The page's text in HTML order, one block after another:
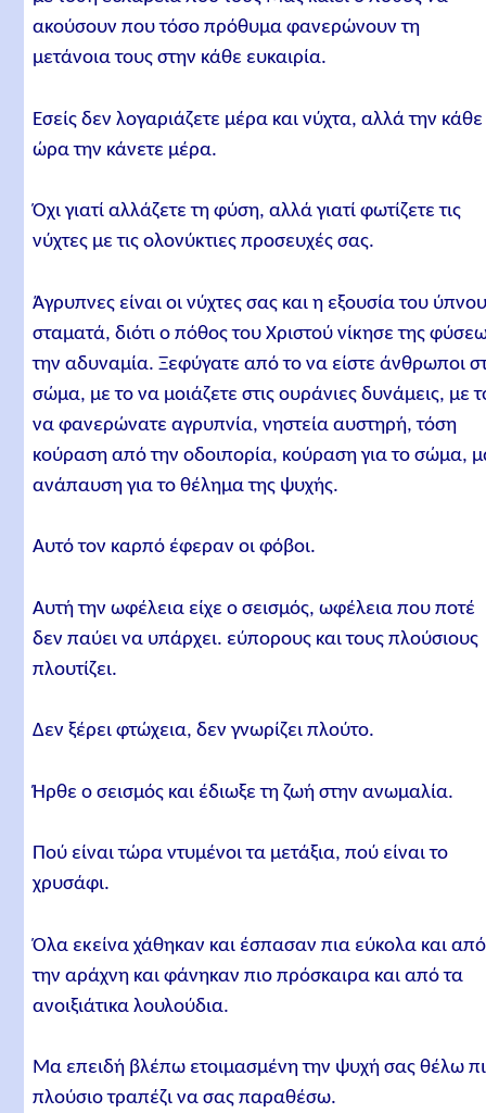
ακούσουν που τόσο πρόθυμα φανερώνουν τη
μετάνοια τους στην κάθε ευκαιρία.
Εσείς δεν λογαριάζετε μέρα και νύχτα, αλλά την κάθε
ώρα την κάνετε μέρα.
Όχι γιατί αλλάζετε τη φύση, αλλά γιατί φωτίζετε τις
νύχτες με τις ολονύκτιες προσευχές σας.
Άγρυπνες είναι οι νύχτες σας και η εξουσία του
σταματά, διότι ο πόθος του Χριστού νίκησε της
την αδυναμία. Ξεφύγατε από το να είστε άνθρωποι
σώμα, με το να μοιάζετε στις ουράνιες δυνάμεις, με
να φανερώνατε αγρυπνία, νηστεία αυστηρή, τόση
κούραση από την οδοιπορία, κούραση για το σώμα,
ανάπαυση για το θέλημα της ψυχής.
Αυτό τον καρπό έφεραν οι φόβοι.
Αυτή την ωφέλεια είχε ο σεισμός, ωφέλεια που ποτέ
δεν παύει να υπάρχει. εύπορους και τους πλούσιους
πλουτίζει.
Δεν ξέρει φτώχεια, δεν γνωρίζει πλούτο.
Ήρθε ο σεισμός και έδιωξε τη ζωή στην ανωμαλία.
Πού είναι τώρα ντυμένοι τα μετάξια, πού είναι το
χρυσάφι.
Όλα εκείνα χάθηκαν και έσπασαν πια εύκολα και από
την αράχνη και φάνηκαν πιο πρόσκαιρα και από τα
ανοιξιάτικα λουλούδια.
Μα επειδή βλέπω ετοιμασμένη την ψυχή σας θέλω
πλούσιο τραπέζι να σας παραθέσω.